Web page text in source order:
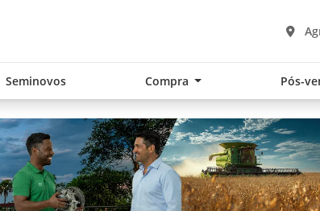
Seminovos Compra Pós-